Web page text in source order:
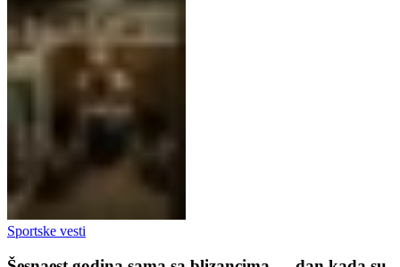
Sportske vesti